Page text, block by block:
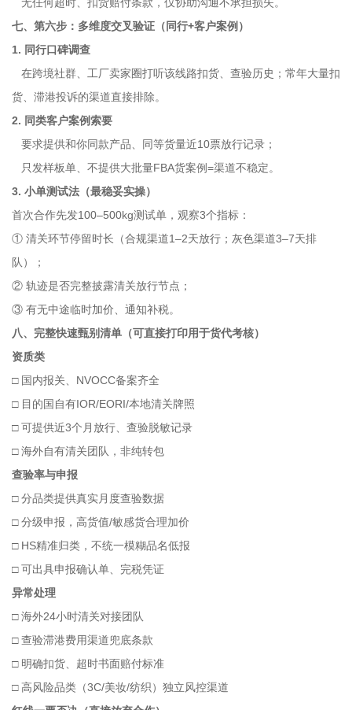
七、第六步：多维度交叉验证（同行+客户案例）
1. 同行口碑调查
在跨境社群、工厂卖家圈打听该线路扣货、查验历史；常年大量扣
货、滞港投诉的渠道直接排除。
2. 同类客户案例索要
要求提供和你同款产品、同等货量近10票放行记录；
只发样板单、不提供大批量FBA货案例=渠道不稳定。
3. 小单测试法（最稳妥实操）
首次合作先发100–500kg测试单，观察3个指标：
① 清关环节停留时长（合规渠道1–2天放行；灰色渠道3–7天排
队）；
② 轨迹是否完整披露清关放行节点；
③ 有无中途临时加价、通知补税。
八、完整快速甄别清单（可直接打印用于货代考核）
资质类
□ 国内报关、NVOCC备案齐全
□ 目的国自有IOR/EORI/本地清关牌照
□ 可提供近3个月放行、查验脱敏记录
□ 海外自有清关团队，非纯转包
查验率与申报
□ 分品类提供真实月度查验数据
□ 分级申报，高货值/敏感货合理加价
□ HS精准归类，不统一模糊品名低报
□ 可出具申报确认单、完税凭证
异常处理
□ 海外24小时清关对接团队
□ 查验滞港费用渠道兜底条款
□ 明确扣货、超时书面赔付标准
□ 高风险品类（3C/美妆/纺织）独立风控渠道